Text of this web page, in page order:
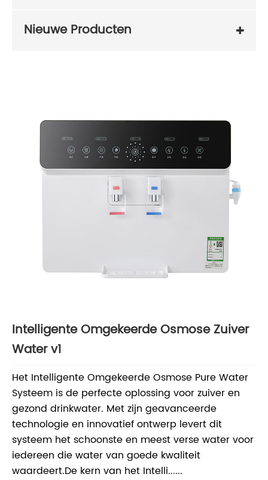
Nieuwe Producten
Intelligente Omgekeerde Osmose Zuiver
Water v1
Het Intelligente Omgekeerde Osmose Pure Water
Systeem is de perfecte oplossing voor zuiver en
gezond drinkwater. Met zijn geavanceerde
technologie en innovatief ontwerp levert dit
systeem het schoonste en meest verse water voor
iedereen die water van goede kwaliteit
waardeert.De kern van het Intelli......